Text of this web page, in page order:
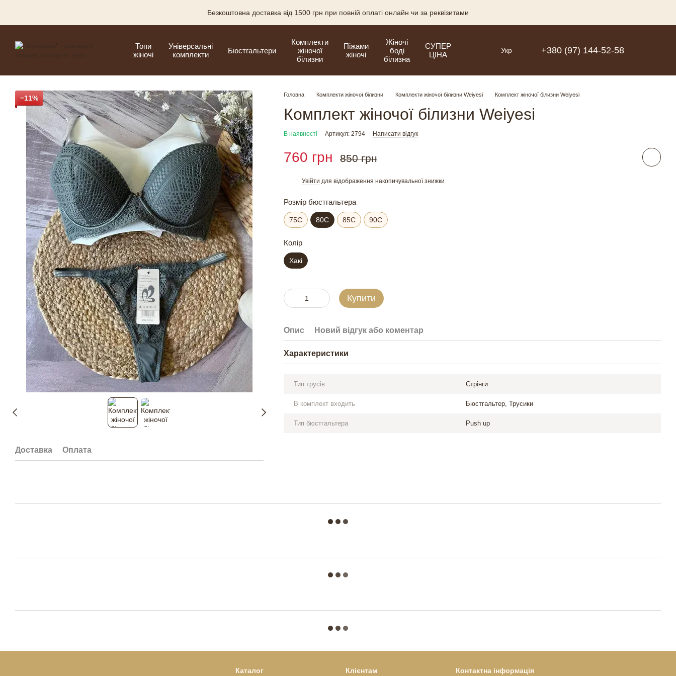
Безкоштовна доставка від 1500 грн при повній оплаті онлайн чи за реквізитами
Топи
жіночі
Універсальні
комплекти
Бюстгальтери
Комплекти
жіночої
білизни
Піжами
жіночі
Жіночі
боді
білизна
СУПЕР
ЦІНА
Укр +380 (97) 144-52-58
−11%
Доставка Оплата
Головна Комплекти жіночої білизни Комплекти жіночої білизни Weiyesi Комплект жіночої білизни Weiyesi
Комплект жіночої білизни Weiyesi
В наявності Артикул: 2794 Написати відгук
760 грн 850 грн
Увійти для відображення накопичувальної знижки
Розмір бюстгальтера
75C 80C 85C 90C
Колір
Хакі
Купити
Опис Новий відгук або коментар
Характеристики
Тип трусів Стрінги
В комплект входить Бюстгальтер, Трусики
Тип бюстгальтера Push up
Каталог Клієнтам Контактна інформація